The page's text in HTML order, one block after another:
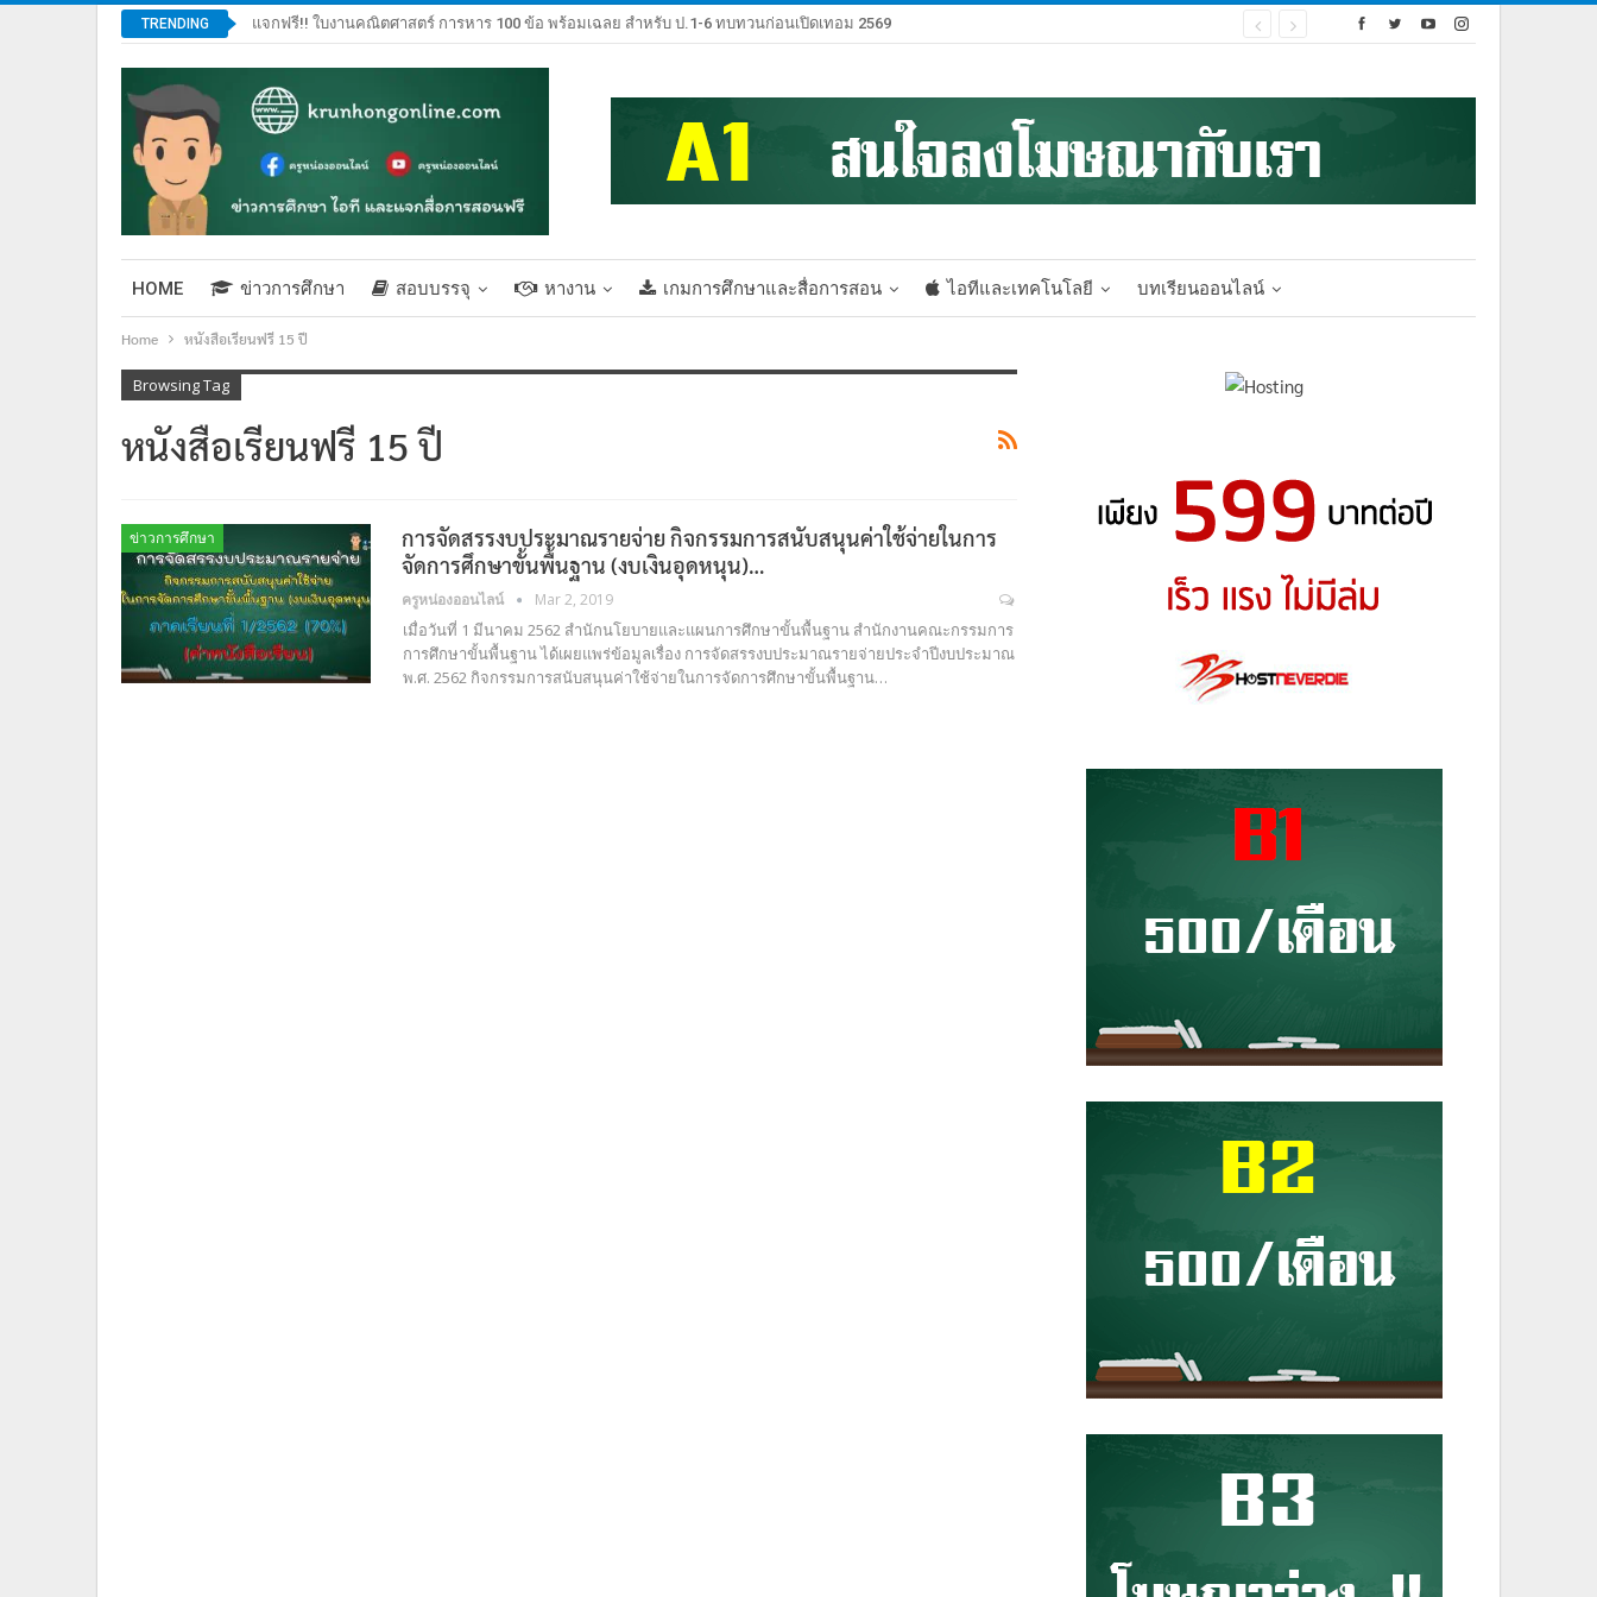
TRENDING แจกฟรี!! ใบงานคณิตศาสตร์ การหาร 100 ข้อ พร้อมเฉลย สำหรับ ป.1-6 ทบทวนก่อนเปิดเทอม 2569
HOME ข่าวการศึกษา สอบบรรจุ หางาน เกมการศึกษาและสื่อการสอน ไอทีและเทคโนโลยี บทเรียนออนไลน์
Home หนังสือเรียนฟรี 15 ปี
Browsing Tag
หนังสือเรียนฟรี 15 ปี
ข่าวการศึกษา
การจัดสรรงบประมาณรายจ่าย กิจกรรมการสนับสนุนค่าใช้จ่ายในการ
จัดการศึกษาขั้นพื้นฐาน (งบเงินอุดหนุน)…
ครูหน่องออนไลน์ Mar 2, 2019
เมื่อวันที่ 1 มีนาคม 2562 สำนักนโยบายและแผนการศึกษาขั้นพื้นฐาน สำนักงานคณะกรรมการ
การศึกษาขั้นพื้นฐาน ได้เผยแพร่ข้อมูลเรื่อง การจัดสรรงบประมาณรายจ่ายประจำปีงบประมาณ
พ.ศ. 2562 กิจกรรมการสนับสนุนค่าใช้จ่ายในการจัดการศึกษาขั้นพื้นฐาน…